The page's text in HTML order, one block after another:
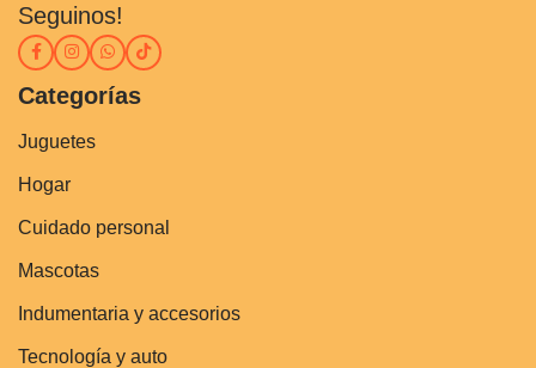
Seguinos!
Categorías
Juguetes
Hogar
Cuidado personal
Mascotas
Indumentaria y accesorios
Tecnología y auto